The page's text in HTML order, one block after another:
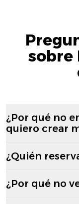
sobre
¿Por qué no
quiero crear
¿Quién
¿Por qué no